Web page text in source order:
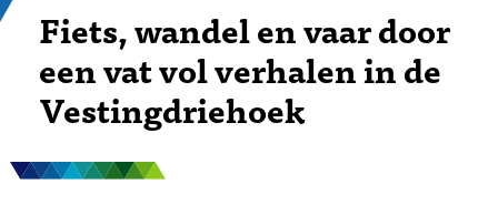
Fiets, wandel en vaar door
een vat vol verhalen in de
Vestingdriehoek